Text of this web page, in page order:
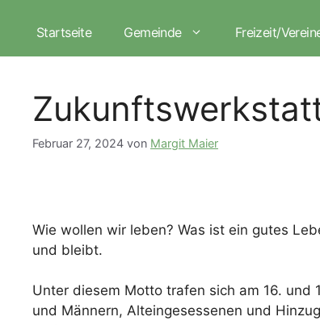
Startseite Gemeinde Freizeit/
Februar 27, 2024 von Margit Maier
Wie wollen wir leben? Was ist ein gutes
und bleibt.
Unter diesem Motto trafen sich am 16. und
und Männern, Alteingesessenen und